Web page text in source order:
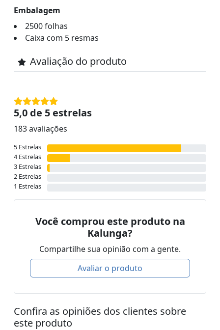
Embalagem
2500 folhas
Caixa com 5 resmas
Avaliação do produto
5,0 de 5 estrelas
183 avaliações
5 Estrelas
4 Estrelas
3 Estrelas
2 Estrelas
1 Estrelas
Você comprou este produto na
Kalunga?
Compartilhe sua opinião com a gente.
Avaliar o produto
Confira as opiniões dos clientes sobre
este produto